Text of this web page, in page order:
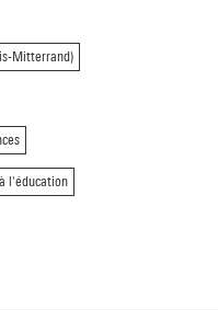
Mitterrand)
l'éducation